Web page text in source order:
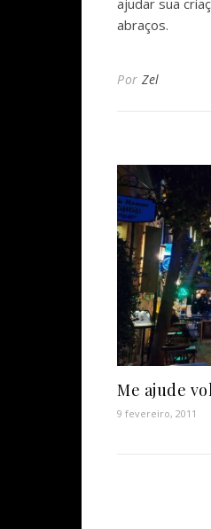
ajudar sua
abraços.
Por Zel
Me ajude
9 fevereiro, 2011